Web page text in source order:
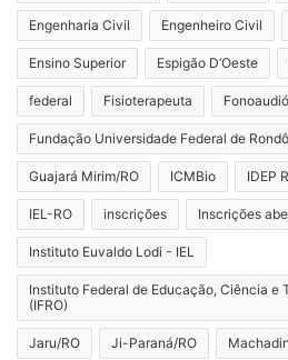
Engenharia Civil Engenheiro Civil
Ensino Superior Espigão D’Oeste
federal Fisioterapeuta
Fundação Universidade Federal de
Guajará Mirim/RO ICMBio IDEP
IEL-RO inscrições Inscrições
Instituto Euvaldo Lodi - IEL
Instituto Federal de Educação, Ciência e
(IFRO)
Jaru/RO Ji-Paraná/RO